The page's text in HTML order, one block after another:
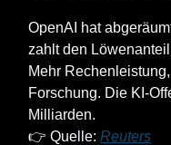
OpenAI hat
zahlt den
Mehr
Forschung. Die KI-
Milliarden.
👉 Quelle: Reuters